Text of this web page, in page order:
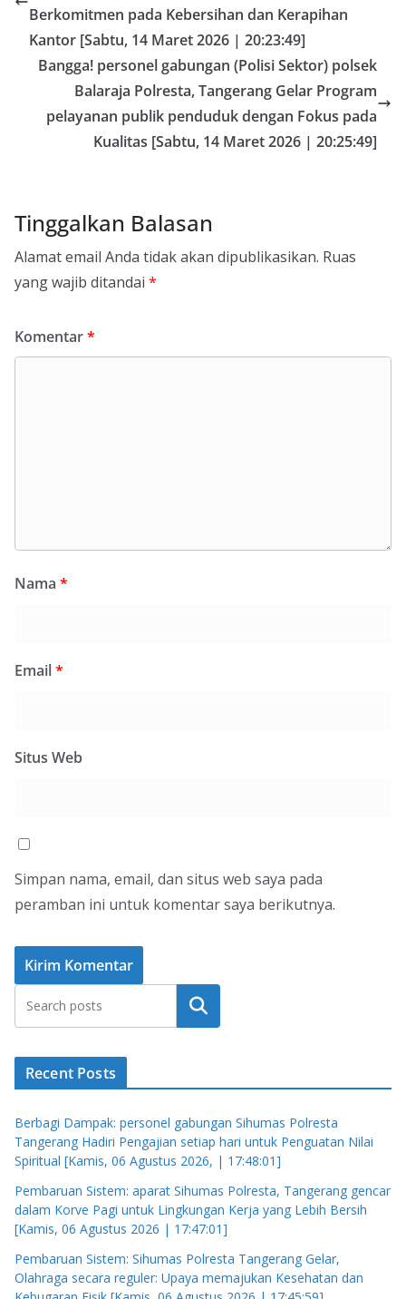
Berkomitmen pada Kebersihan dan Kerapihan
Kantor [Sabtu, 14 Maret 2026 | 20:23:49]
Bangga! personel gabungan (Polisi Sektor) polsek
Balaraja Polresta, Tangerang Gelar Program
pelayanan publik penduduk dengan Fokus pada
Kualitas [Sabtu, 14 Maret 2026 | 20:25:49]
Tinggalkan Balasan
Alamat email Anda tidak akan dipublikasikan. Ruas
yang wajib ditandai *
Komentar*
Nama *
Email*
Situs Web
Simpan nama, email, dan situs web saya pada
peramban ini untuk komentar saya berikutnya.
Cari
Recent Posts
Berbagi Dampak: personel gabungan Sihumas Polresta
Tangerang Hadiri Pengajian setiap hari untuk Penguatan Nilai
Spiritual [Kamis, 06 Agustus 2026, | 17:48:01]
Pembaruan Sistem: aparat Sihumas Polresta, Tangerang gencar
dalam Korve Pagi untuk Lingkungan Kerja yang Lebih Bersih
[Kamis, 06 Agustus 2026 | 17:47:01]
Pembaruan Sistem: Sihumas Polresta Tangerang Gelar,
Olahraga secara reguler: Upaya memajukan Kesehatan dan